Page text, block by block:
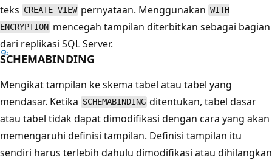
teks CREATE VIEW pernyataan. Menggunakan WITH
ENCRYPTION mencegah tampilan diterbitkan sebagai bagian
dari replikasi SQL Server.
SCHEMABINDING
Mengikat tampilan ke skema tabel atau tabel yang
mendasar. Ketika SCHEMABINDING ditentukan, tabel dasar
atau tabel tidak dapat dimodifikasi dengan cara yang akan
memengaruhi definisi tampilan. Definisi tampilan itu
sendiri harus terlebih dahulu dimodifikasi atau dihilangkan